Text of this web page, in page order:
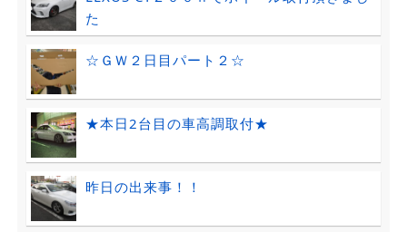
た
☆ＧＷ２日目パート２☆
★本日2台目の車高調取付★
昨日の出来事！！